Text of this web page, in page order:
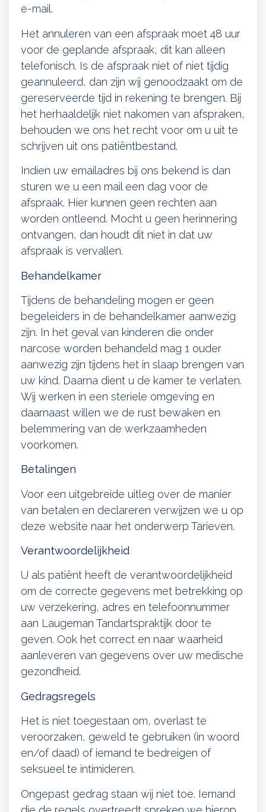
e-mail.
Het annuleren van een afspraak moet 48 uur
voor de geplande afspraak, dit kan alleen
telefonisch. Is de afspraak niet of niet tijdig
geannuleerd, dan zijn wij genoodzaakt om de
gereserveerde tijd in rekening te brengen. Bij
het herhaaldelijk niet nakomen van afspraken,
behouden we ons het recht voor om u uit te
schrijven uit ons patiëntbestand.
Indien uw emailadres bij ons bekend is dan
sturen we u een mail een dag voor de
afspraak. Hier kunnen geen rechten aan
worden ontleend. Mocht u geen herinnering
ontvangen, dan houdt dit niet in dat uw
afspraak is vervallen.
Behandelkamer
Tijdens de behandeling mogen er geen
begeleiders in de behandelkamer aanwezig
zijn. In het geval van kinderen die onder
narcose worden behandeld mag 1 ouder
aanwezig zijn tijdens het in slaap brengen van
uw kind. Daarna dient u de kamer te verlaten.
Wij werken in een steriele omgeving en
daarnaast willen we de rust bewaken en
belemmering van de werkzaamheden
voorkomen.
Betalingen
Voor een uitgebreide uitleg over de manier
van betalen en declareren verwijzen we u op
deze website naar het onderwerp Tarieven.
Verantwoordelijkheid
U als patiënt heeft de verantwoordelijkheid
om de correcte gegevens met betrekking op
uw verzekering, adres en telefoonnummer
aan Laugeman Tandartspraktijk door te
geven. Ook het correct en naar waarheid
aanleveren van gegevens over uw medische
gezondheid.
Gedragsregels
Het is niet toegestaan om, overlast te
veroorzaken, geweld te gebruiken (in woord
en/of daad) of iemand te bedreigen of
seksueel te intimideren.
Ongepast gedrag staan wij niet toe. Iemand